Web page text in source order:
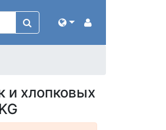
и хлопковых